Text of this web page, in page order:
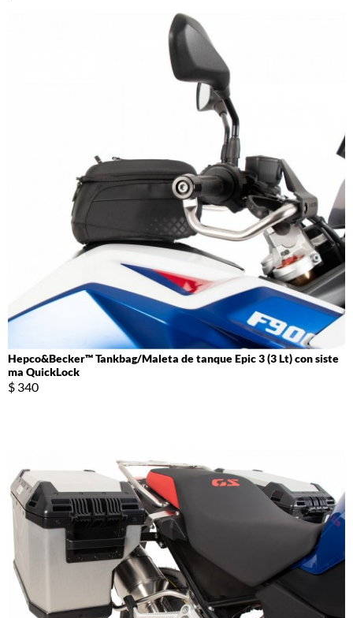
Hepco&Becker™ Tankbag/Maleta de tanque Epic 3 (3 Lt) con siste
ma QuickLock
$ 340